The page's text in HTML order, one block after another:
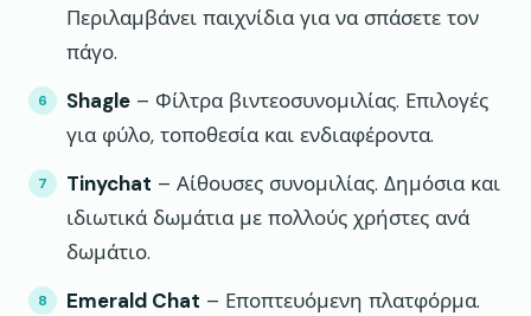
Περιλαμβάνει παιχνίδια για να σπάσετε τον
πάγο.
Shagle – Φίλτρα βιντεοσυνομιλίας. Επιλογές
για φύλο, τοποθεσία και ενδιαφέροντα.
Tinychat – Αίθουσες συνομιλίας. Δημόσια και
ιδιωτικά δωμάτια με πολλούς χρήστες ανά
δωμάτιο.
Emerald Chat – Εποπτευόμενη πλατφόρμα.